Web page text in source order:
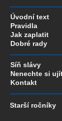
Úvodní text
Pravidla
Jak zaplatit
Dobré rady
Síň slávy
Nenechte si
Kontakt
Starší ročníky